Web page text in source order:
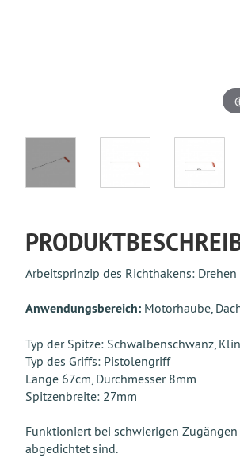
Arbeitsprinzip des Richthakens:
Anwendungsbereich: Motorhaube,
Typ der Spitze: Schwalbenschwanz,
Typ des Griffs: Pistolengriff
Länge 67cm, Durchmesser 8mm
Spitzenbreite: 27mm
Funktioniert bei schwierigen
abgedichtet sind.